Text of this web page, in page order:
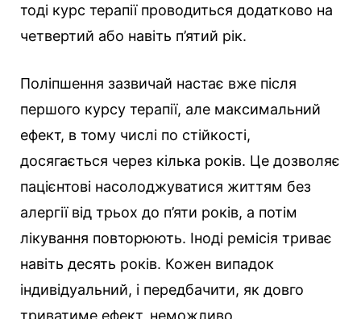
тоді курс терапії проводиться додатково на
четвертий або навіть п’ятий рік.
Поліпшення зазвичай настає вже після
першого курсу терапії, але максимальний
ефект, в тому числі по стійкості,
досягається через кілька років. Це дозволяє
пацієнтові насолоджуватися життям без
алергії від трьох до п’яти років, а потім
лікування повторюють. Іноді ремісія триває
навіть десять років. Кожен випадок
індивідуальний, і передбачити, як довго
триватиме ефект, неможливо.